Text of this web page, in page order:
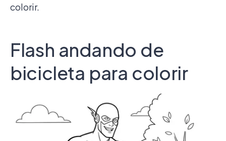
colorir.
Flash andando de
bicicleta para colorir